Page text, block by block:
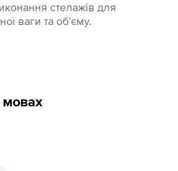
стелажів для
ваги та об'єму.
мовах